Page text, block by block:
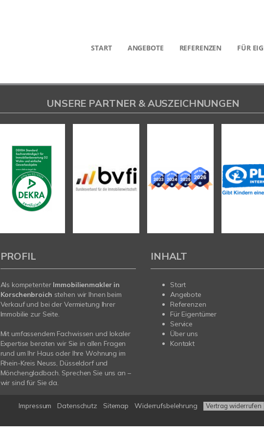
START ANGEBOTE REFERENZEN FÜR
UNSERE PARTNER & AUSZEICHNUNGEN
PROFIL
Als kompetenter Immobilienmakler in
Korschenbroich stehen wir Ihnen beim
Verkauf und bei der Vermietung Ihrer
Immobilie zur Seite.
Mit umfassendem Fachwissen und lokaler
Expertise beraten wir Sie in allen Fragen
rund um Ihr Haus oder Ihre Wohnung im
Rhein-Kreis Neuss, Düsseldorf und
Mönchengladbach. Sprechen Sie uns an –
wir sind für Sie da.
INHALT
Start
Angebote
Referenzen
Für Eigentümer
Service
Über uns
Kontakt
Impressum Datenschutz Sitemap Widerrufsbelehrung Vertrag widerrufen